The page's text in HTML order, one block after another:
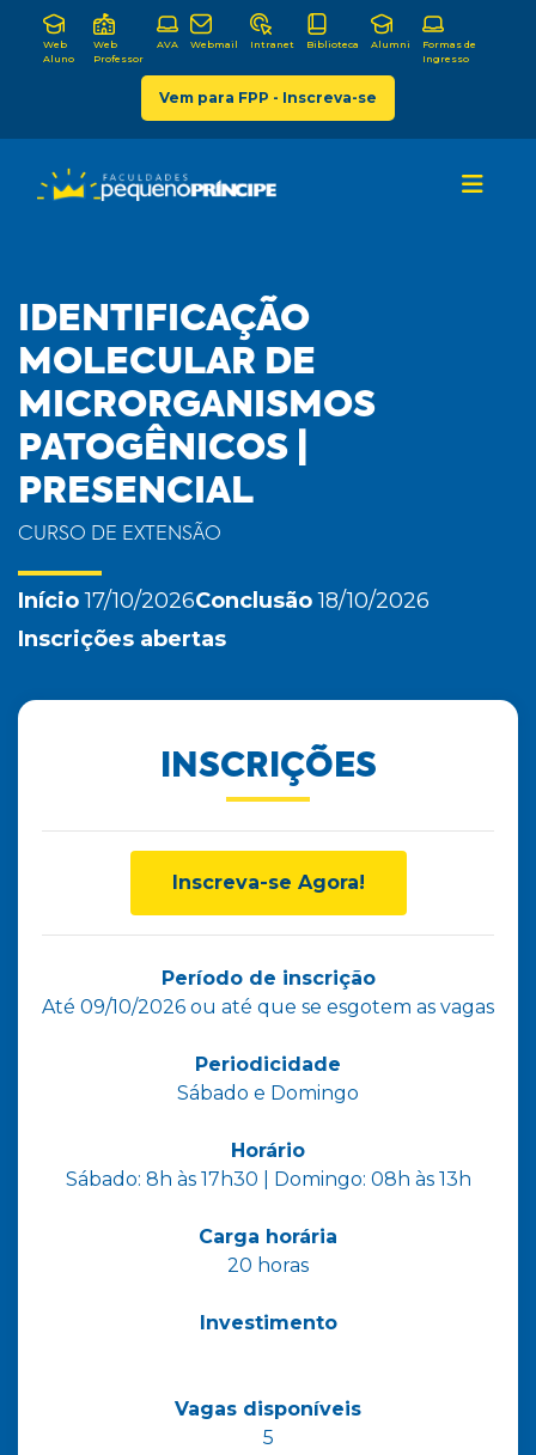
Web
Aluno
Web
Professor
AVA Webmail Intranet Biblioteca Alumni
Formas de
Ingresso
Vem para FPP - Inscreva-se
IDENTIFICAÇÃO
MOLECULAR DE
MICRORGANISMOS
PATOGÊNICOS |
PRESENCIAL
CURSO DE EXTENSÃO
Início17/10/2026Conclusão18/10/2026
Inscrições abertas
INSCRIÇÕES
Inscreva-se Agora!
Período de inscrição
Até 09/10/2026 ou até que se esgotem as vagas
Periodicidade
Sábado e Domingo
Horário
Sábado: 8h às 17h30 | Domingo: 08h às 13h
Carga horária
20 horas
Investimento
Vagas disponíveis
5